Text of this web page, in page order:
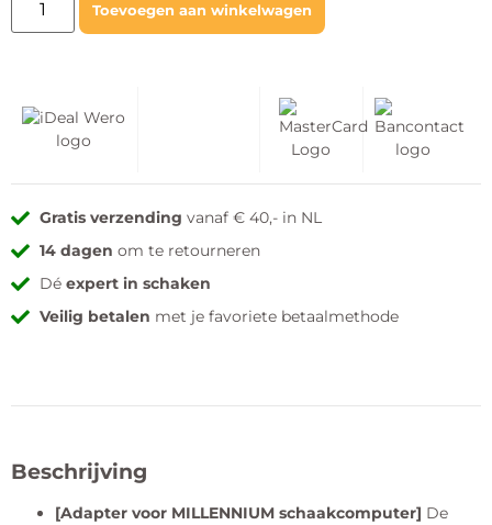
Toevoegen aan winkelwagen
Gratis verzending vanaf € 40,- in NL
14 dagen om te retourneren
Déexpert in schaken
Veilig betalen met je favoriete betaalmethode
Beschrijving
[Adapter voor MILLENNIUM schaakcomputer] De